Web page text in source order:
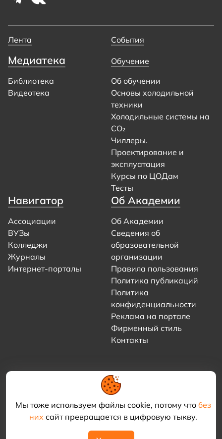
Мы тоже используем файлы cookie, потому что без
нихсайт превращается в цифровую тыкву.
Лента События
Медиатека
Библиотека
Видеотека
Обучение
Об обучении
Основы холодильной
техники
Холодильные системы на
CO₂
Чиллеры.
Проектирование и
эксплуатация
Курсы по ЦОДам
Тесты
Навигатор
Ассоциации
ВУЗы
Колледжи
Журналы
Интернет-порталы
Об Академии
Об Академии
Сведения об
образовательной
организации
Правила пользования
Политика публикаций
Политика
конфиденциальности
Реклама на портале
Фирменный стиль
Контакты
© 2021–2026 «Академия КриоФрост»